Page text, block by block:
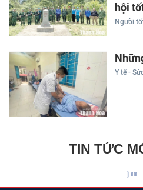
hội
Người
Y tế -
TIN TỨC